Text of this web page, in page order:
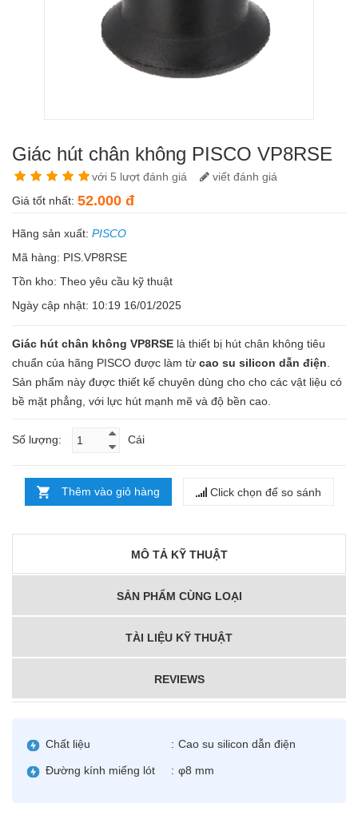
Giác hút chân không PISCO VP8RSE
với 5 lượt đánh giá
viết đánh giá
Giá tốt nhất: 52.000 đ
Hãng sản xuất: PISCO
Mã hàng: PIS.VP8RSE
Tồn kho: Theo yêu cầu kỹ thuật
Ngày cập nhật: 10:19 16/01/2025
Giác hút chân không VP8RSE là thiết bị hút chân không tiêu
chuẩn của hãng PISCO được làm từ cao su silicon dẫn điện
Sản phẩm này được thiết kế chuyên dùng cho cho các vật liệu có
bề mặt phẳng, với lực hút mạnh mẽ và độ bền cao.
Số lượng: Cái
Thêm vào giỏ hàng Click chọn để so sánh
MÔ TẢ KỸ THUẬT
SẢN PHẨM CÙNG LOẠI
TÀI LIỆU KỸ THUẬT
REVIEWS
Chất liệu : Cao su silicon dẫn điện
Đường kính miếng lót : φ8 mm